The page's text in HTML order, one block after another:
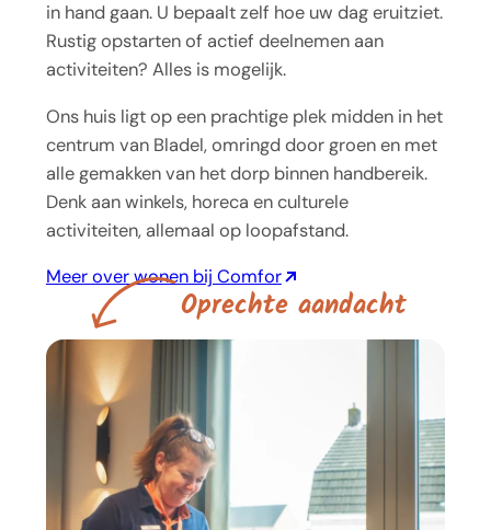
in hand gaan. U bepaalt zelf hoe uw dag eruitziet.
Rustig opstarten of actief deelnemen aan
activiteiten? Alles is mogelijk.
Ons huis ligt op een prachtige plek midden in het
centrum van Bladel, omringd door groen en met
alle gemakken van het dorp binnen handbereik.
Denk aan winkels, horeca en culturele
activiteiten, allemaal op loopafstand.
Meer over wonen bij Comfor
Oprechte aandacht